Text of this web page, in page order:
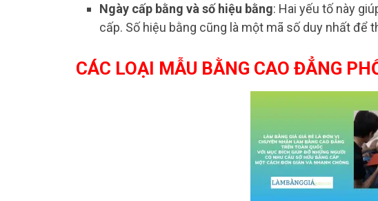
Ngày cấp bằng và số hiệu bằng: Hai yếu tố này
cấp. Số hiệu bằng cũng là một mã số duy nhất để
CÁC LOẠI MẪU BẰNG CAO ĐẲNG